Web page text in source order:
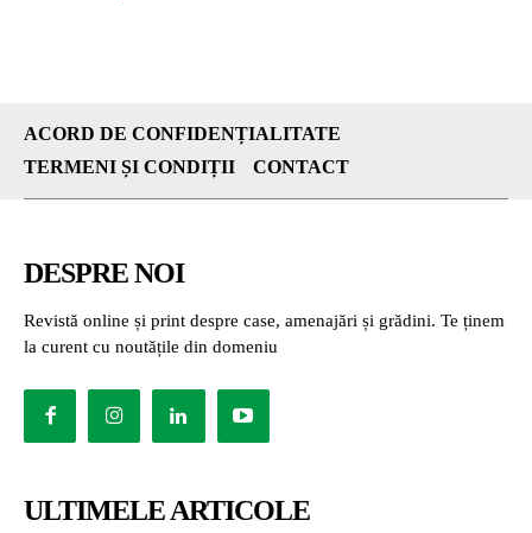
ACORD DE CONFIDENȚIALITATE
TERMENI ȘI CONDIȚII
CONTACT
DESPRE NOI
Revistă online și print despre case, amenajări și grădini. Te ținem
la curent cu noutățile din domeniu
ULTIMELE ARTICOLE